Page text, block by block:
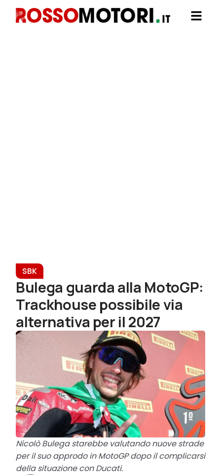
SBK
Bulega guarda alla MotoGP:
Trackhouse possibile via
alternativa per il 2027
Nicolò Bulega starebbe valutando nuove strade
per il suo approdo in MotoGP dopo il complicarsi
della situazione con Ducati.